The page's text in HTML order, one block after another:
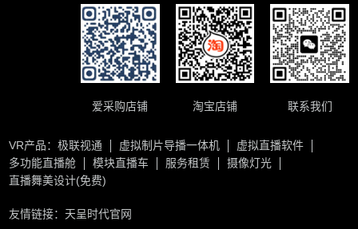
VR产品：极联视通 虚拟制片导播一体机
虚拟直播软件
多功能直播舱
模块直播车 服务租赁
摄像灯光
直播舞美设计(免费)
友情链接： 天呈时代官网
爱采购店铺 淘宝店铺 联系我们